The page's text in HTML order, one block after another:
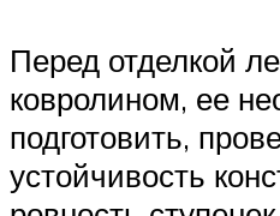
Перед отделкой
ковролином, ее
подготовить,
устойчивость